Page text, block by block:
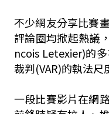
不少網友分享比賽
評論圈均掀起熱議
ncois Letexier)的
裁判(VAR)的執法尺
一段比賽影片在網